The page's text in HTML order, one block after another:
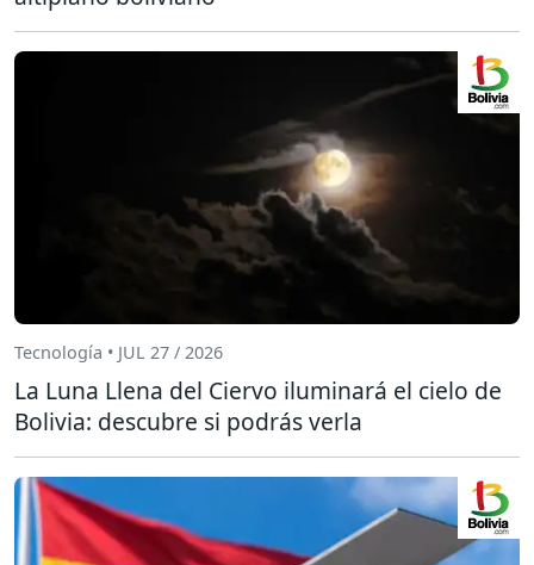
Tecnología • JUL 27 / 2026
La Luna Llena del Ciervo iluminará el cielo de
Bolivia: descubre si podrás verla